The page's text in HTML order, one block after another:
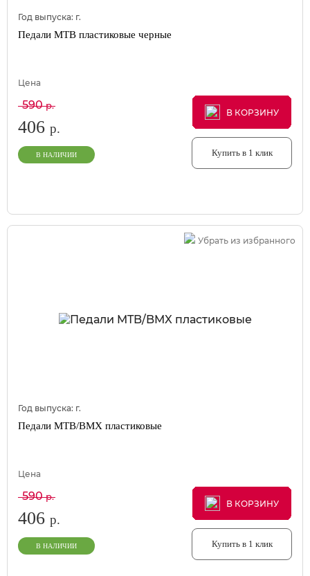
Год выпуска: г.
Педали MTB пластиковые черные
Цена
590р.
406 р.
В НАЛИЧИИ
В КОРЗИНУ
В КОРЗИНУ
В КОРЗИНУ
Купить в 1 клик
Убрать из избранного
Год выпуска: г.
Педали MTB/BMX пластиковые
Цена
590р.
406 р.
В НАЛИЧИИ
В КОРЗИНУ
В КОРЗИНУ
В КОРЗИНУ
Купить в 1 клик